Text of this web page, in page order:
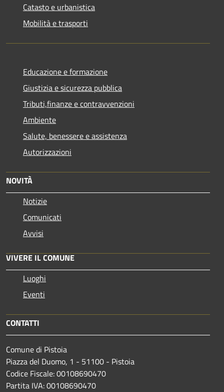
Catasto e urbanistica
Mobilità e trasporti
Educazione e formazione
Giustizia e sicurezza pubblica
Tributi,finanze e contravvenzioni
Ambiente
Salute, benessere e assistenza
Autorizzazioni
NOVITÀ
Notizie
Comunicati
Avvisi
VIVERE IL COMUNE
Luoghi
Eventi
CONTATTI
Comune di Pistoia
Piazza del Duomo, 1 - 51100 - Pistoia
Codice Fiscale: 00108690470
Partita IVA: 00108690470